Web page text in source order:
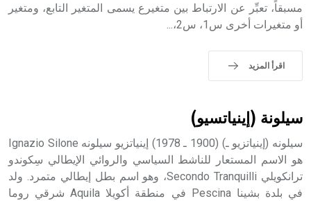
- هل تعلم أن أبجر Abgar اسم معروف جيداً يعود إلى عدد من
التاسع، وهم ينتسبون إلى أسرة أوسروين
sign تكتب منفصلة غير متصلة، وتعتمد المبدأ الأكوروفوني،
حيث تقتصر القيمة الصوتية للعلامة الك
مسبقاً، تعبِّر عن الارتباط بين متغيرع يسمى المتغير التابع، ومتغير
أو متغيرات أخرى س1، س2،...
اقرأ المزيد
سيلونة (إينياتسيو)
سيلونه (إينياتزيو ـ) (1900 ـ 1978) إينياتزيو سيلونه Ignazio Silone
هو الاسم المستعار للناشط السياسي والروائي الإيطالي سِكوندو
ترانكويلي Secondo Tranquilli، وهو اسم بطل إيطالي متمرد. ولد
في بلدة بشينا Pescina في منطقة أكويلا Aquila شرقي روما